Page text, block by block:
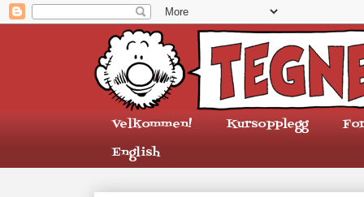
Velkommen! Kursopplegg
English